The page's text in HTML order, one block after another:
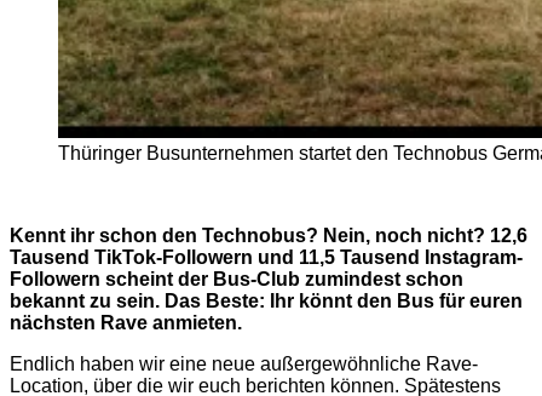
Thüringer Busunternehmen startet den Technobus
Kennt ihr schon den Technobus? Nein, noch nicht? 12,6
Tausend TikTok-Followern und 11,5 Tausend Instagram-
Followern scheint der Bus-Club zumindest schon
bekannt zu sein. Das Beste: Ihr könnt den Bus für euren
nächsten Rave anmieten.
Endlich haben wir eine neue außergewöhnliche Rave-
Location, über die wir euch berichten können. Spätestens